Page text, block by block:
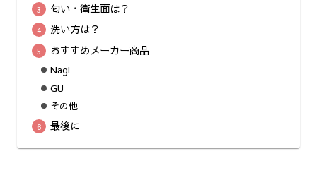
匂い・衛生面は？
洗い方は？
おすすめメーカー商品
Nagi
GU
その他
最後に